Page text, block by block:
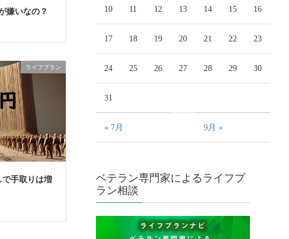
嫌いなの？
ライフプラン
で手取りは増
10 11 12 13 14 15 16
17 18 19 20 21 22 23
24 25 26 27 28 29 30
31
« 7月 9月 »
ベテラン専門家によるライフプ
ラン相談